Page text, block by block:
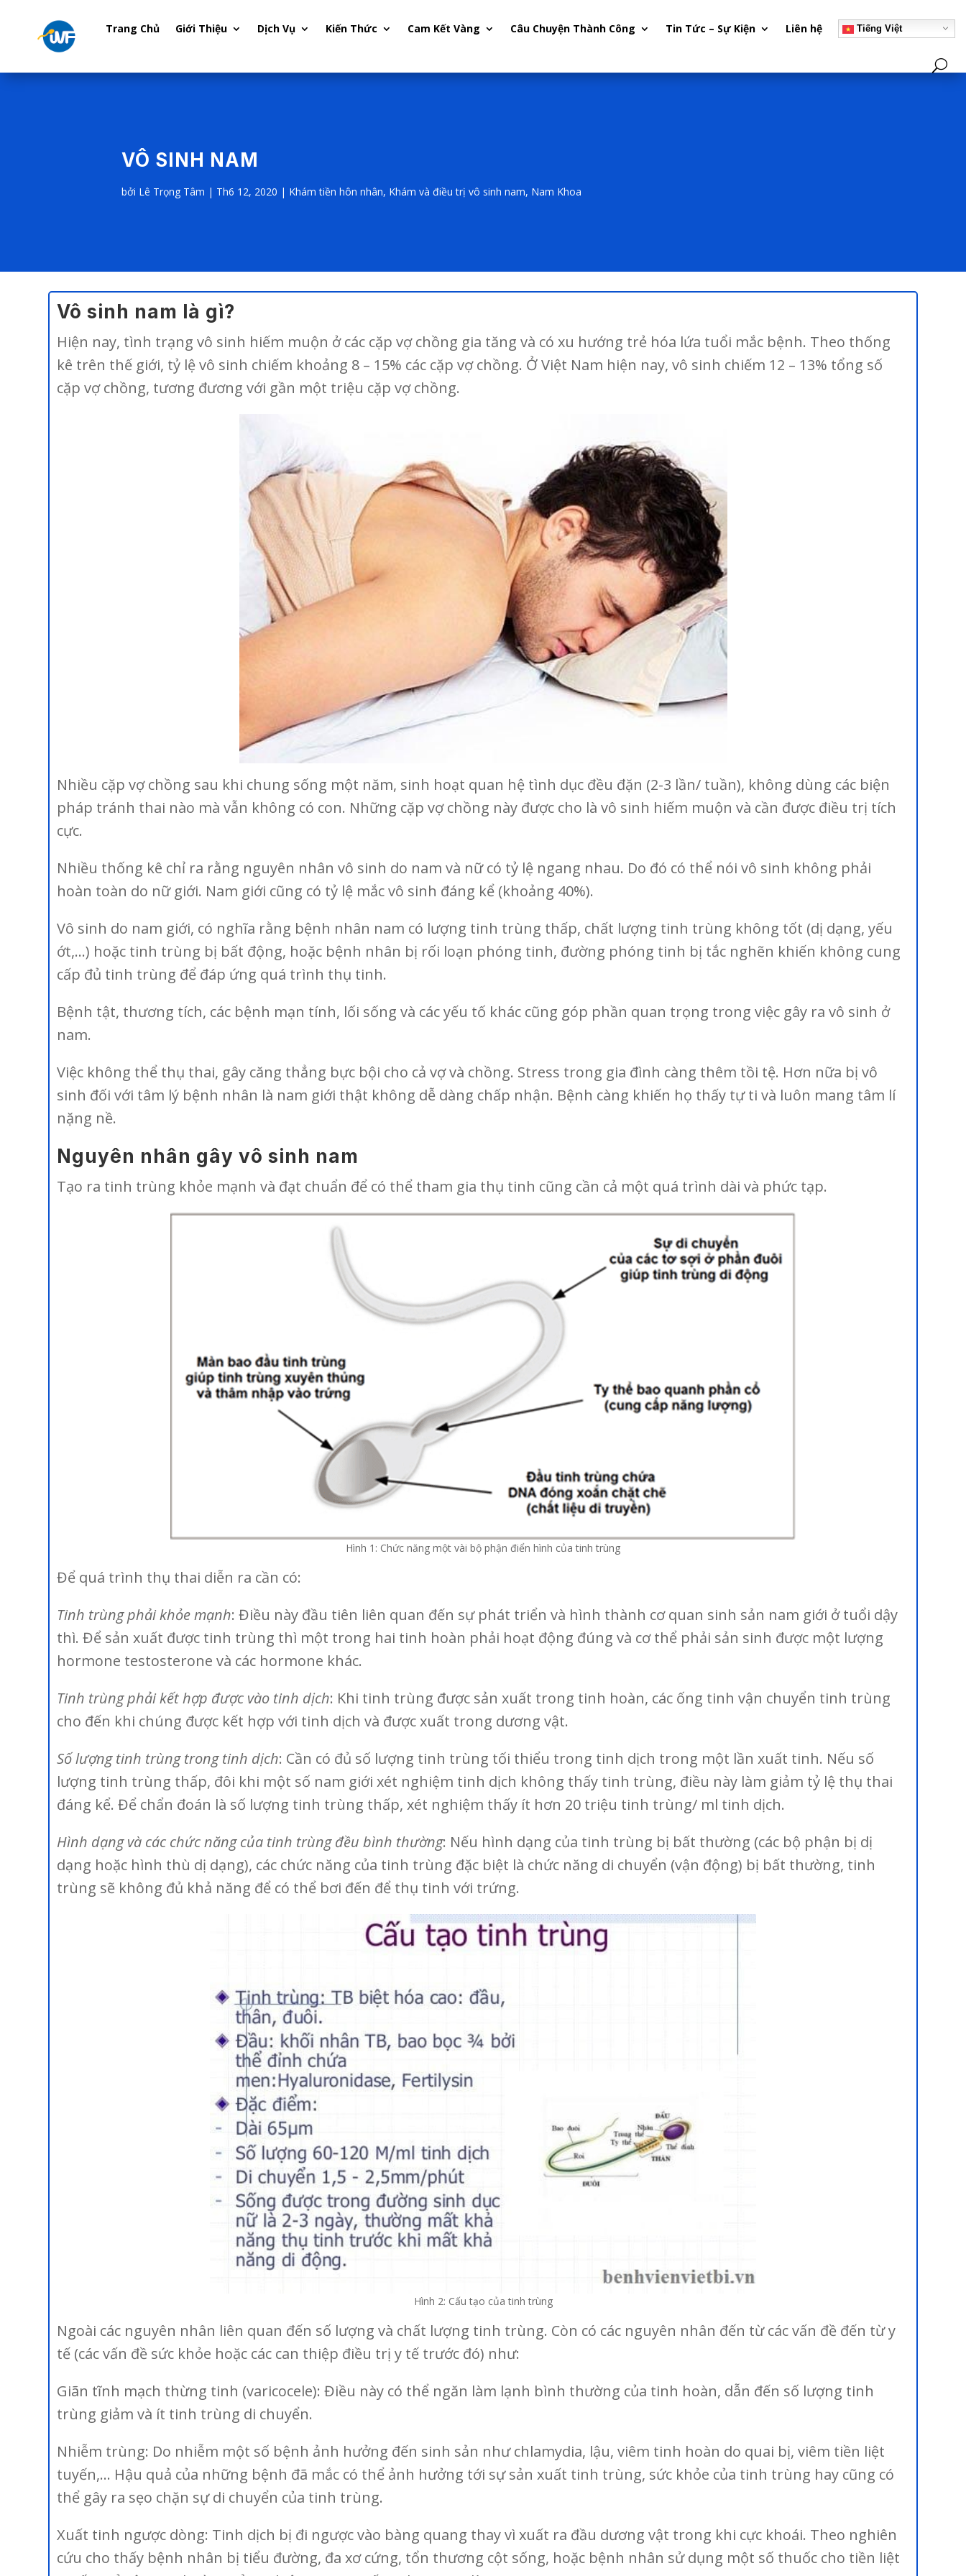
Trang Chủ Giới Thiệu Dịch Vụ Kiến Thức Cam Kết Vàng Câu Chuyện Thành Công Tin Tức – Sự Kiện Liên hệ Tiếng Việt
VÔ SINH NAM
bởi Lê Trọng Tâm | Th6 12, 2020 | Khám tiền hôn nhân, Khám và điều trị vô sinh nam, Nam Khoa
Vô sinh nam là gì?
Hiện nay, tình trạng vô sinh hiếm muộn ở các cặp vợ chồng gia tăng và có xu hướng trẻ hóa lứa tuổi mắc bệnh. Theo thống
kê trên thế giới, tỷ lệ vô sinh chiếm khoảng 8 – 15% các cặp vợ chồng. Ở Việt Nam hiện nay, vô sinh chiếm 12 – 13% tổng số
cặp vợ chồng, tương đương với gần một triệu cặp vợ chồng.
Nhiều cặp vợ chồng sau khi chung sống một năm, sinh hoạt quan hệ tình dục đều đặn (2-3 lần/ tuần), không dùng các biện
pháp tránh thai nào mà vẫn không có con. Những cặp vợ chồng này được cho là vô sinh hiếm muộn và cần được điều trị tích
cực.
Nhiều thống kê chỉ ra rằng nguyên nhân vô sinh do nam và nữ có tỷ lệ ngang nhau. Do đó có thể nói vô sinh không phải
hoàn toàn do nữ giới. Nam giới cũng có tỷ lệ mắc vô sinh đáng kể (khoảng 40%).
Vô sinh do nam giới, có nghĩa rằng bệnh nhân nam có lượng tinh trùng thấp, chất lượng tinh trùng không tốt (dị dạng, yếu
ớt,…) hoặc tinh trùng bị bất động, hoặc bệnh nhân bị rối loạn phóng tinh, đường phóng tinh bị tắc nghẽn khiến không cung
cấp đủ tinh trùng để đáp ứng quá trình thụ tinh.
Bệnh tật, thương tích, các bệnh mạn tính, lối sống và các yếu tố khác cũng góp phần quan trọng trong việc gây ra vô sinh ở
nam.
Việc không thể thụ thai, gây căng thẳng bực bội cho cả vợ và chồng. Stress trong gia đình càng thêm tồi tệ. Hơn nữa bị vô
sinh đối với tâm lý bệnh nhân là nam giới thật không dễ dàng chấp nhận. Bệnh càng khiến họ thấy tự ti và luôn mang tâm lí
nặng nề.
Nguyên nhân gây vô sinh nam
Tạo ra tinh trùng khỏe mạnh và đạt chuẩn để có thể tham gia thụ tinh cũng cần cả một quá trình dài và phức tạp.
Hình 1: Chức năng một vài bộ phận điển hình của tinh trùng
Để quá trình thụ thai diễn ra cần có:
Tinh trùng phải khỏe mạnh: Điều này đầu tiên liên quan đến sự phát triển và hình thành cơ quan sinh sản nam giới ở tuổi dậy
thì. Để sản xuất được tinh trùng thì một trong hai tinh hoàn phải hoạt động đúng và cơ thể phải sản sinh được một lượng
hormone testosterone và các hormone khác.
Tinh trùng phải kết hợp được vào tinh dịch: Khi tinh trùng được sản xuất trong tinh hoàn, các ống tinh vận chuyển tinh trùng
cho đến khi chúng được kết hợp với tinh dịch và được xuất trong dương vật.
Số lượng tinh trùng trong tinh dịch: Cần có đủ số lượng tinh trùng tối thiểu trong tinh dịch trong một lần xuất tinh. Nếu số
lượng tinh trùng thấp, đôi khi một số nam giới xét nghiệm tinh dịch không thấy tinh trùng, điều này làm giảm tỷ lệ thụ thai
đáng kể. Để chẩn đoán là số lượng tinh trùng thấp, xét nghiệm thấy ít hơn 20 triệu tinh trùng/ ml tinh dịch.
Hình dạng và các chức năng của tinh trùng đều bình thường: Nếu hình dạng của tinh trùng bị bất thường (các bộ phận bị dị
dạng hoặc hình thù dị dạng), các chức năng của tinh trùng đặc biệt là chức năng di chuyển (vận động) bị bất thường, tinh
trùng sẽ không đủ khả năng để có thể bơi đến để thụ tinh với trứng.
Hình 2: Cấu tạo của tinh trùng
Ngoài các nguyên nhân liên quan đến số lượng và chất lượng tinh trùng. Còn có các nguyên nhân đến từ các vấn đề đến từ y
tế (các vấn đề sức khỏe hoặc các can thiệp điều trị y tế trước đó) như:
Giãn tĩnh mạch thừng tinh (varicocele): Điều này có thể ngăn làm lạnh bình thường của tinh hoàn, dẫn đến số lượng tinh
trùng giảm và ít tinh trùng di chuyển.
Nhiễm trùng: Do nhiễm một số bệnh ảnh hưởng đến sinh sản như chlamydia, lậu, viêm tinh hoàn do quai bị, viêm tiền liệt
tuyến,… Hậu quả của những bệnh đã mắc có thể ảnh hưởng tới sự sản xuất tinh trùng, sức khỏe của tinh trùng hay cũng có
thể gây ra sẹo chặn sự di chuyển của tinh trùng.
Xuất tinh ngược dòng: Tinh dịch bị đi ngược vào bàng quang thay vì xuất ra đầu dương vật trong khi cực khoái. Theo nghiên
cứu cho thấy bệnh nhân bị tiểu đường, đa xơ cứng, tổn thương cột sống, hoặc bệnh nhân sử dụng một số thuốc cho tiền liệt